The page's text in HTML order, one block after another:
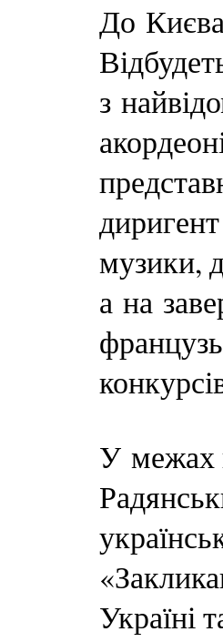
До
з
музики,
а на
У межах
Україні